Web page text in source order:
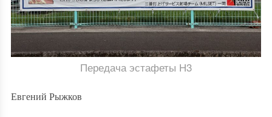
Передача эстафеты Н3
Евгений Рыжков